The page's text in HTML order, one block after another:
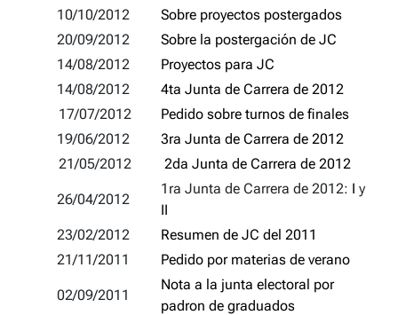
10/10/2012
Sobre proyectos postergados
20/09/2012
Sobre la postergación de JC
14/08/2012
Proyectos para JC
14/08/2012
4ta Junta de Carrera de 2012
17/07/2012
Pedido sobre turnos de finales
19/06/2012
3ra Junta de Carrera de 2012
21/05/2012
2da Junta de Carrera de 2012
26/04/2012
1ra Junta de Carrera de 2012: I y
II
23/02/2012
Resumen de JC del 2011
21/11/2011
Pedido por materias de verano
02/09/2011
Nota a la junta electoral por
padron de graduados